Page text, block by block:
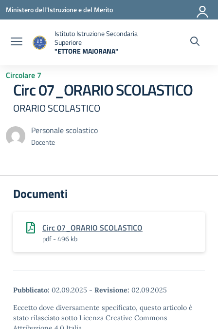
Vai ai contenuti
Vai al menu di navigazione
Vai al footer
Ministero dell'Istruzione e del Merito
Istituto Istruzione Secondaria
Superiore
"ETTORE MAJORANA"
Circolare 7
Circ 07_ORARIO SCOLASTICO
ORARIO SCOLASTICO
Personale scolastico
Docente
Documenti
Circ 07_ORARIO SCOLASTICO
pdf - 496 kb
Pubblicato: 02.09.2025 - Revisione: 02.09.2025
Eccetto dove diversamente specificato, questo articolo è
stato rilasciato sotto Licenza Creative Commons